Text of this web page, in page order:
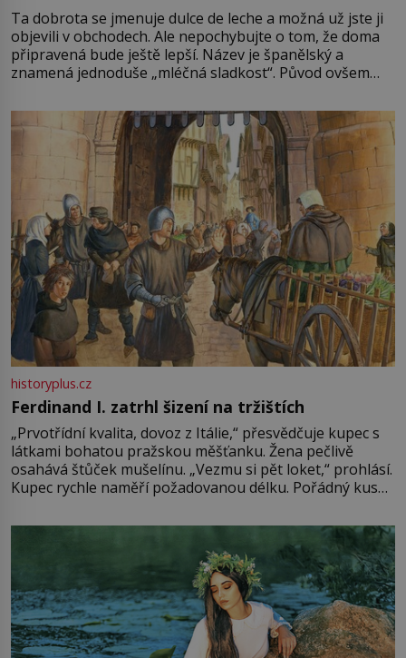
Ta dobrota se jmenuje dulce de leche a možná už jste ji
objevili v obchodech. Ale nepochybujte o tom, že doma
připravená bude ještě lepší. Název je španělský a
znamená jednoduše „mléčná sladkost“. Původ ovšem
pře hned několik latinskoamerických zemí a k tomu
Francie, kde se traduje,
historyplus.cz
Ferdinand I. zatrhl šizení na tržištích
„Prvotřídní kvalita, dovoz z Itálie,“ přesvědčuje kupec s
látkami bohatou pražskou měšťanku. Žena pečlivě
osahává štůček mušelínu. „Vezmu si pět loket,“ prohlásí.
Kupec rychle naměří požadovanou délku. Pořádný kus
milostpaní. Stačí jenom na sukni,“ zhodnotí švadlena
množství růžového mušelínu. „Ošidili vás, podívejte.“